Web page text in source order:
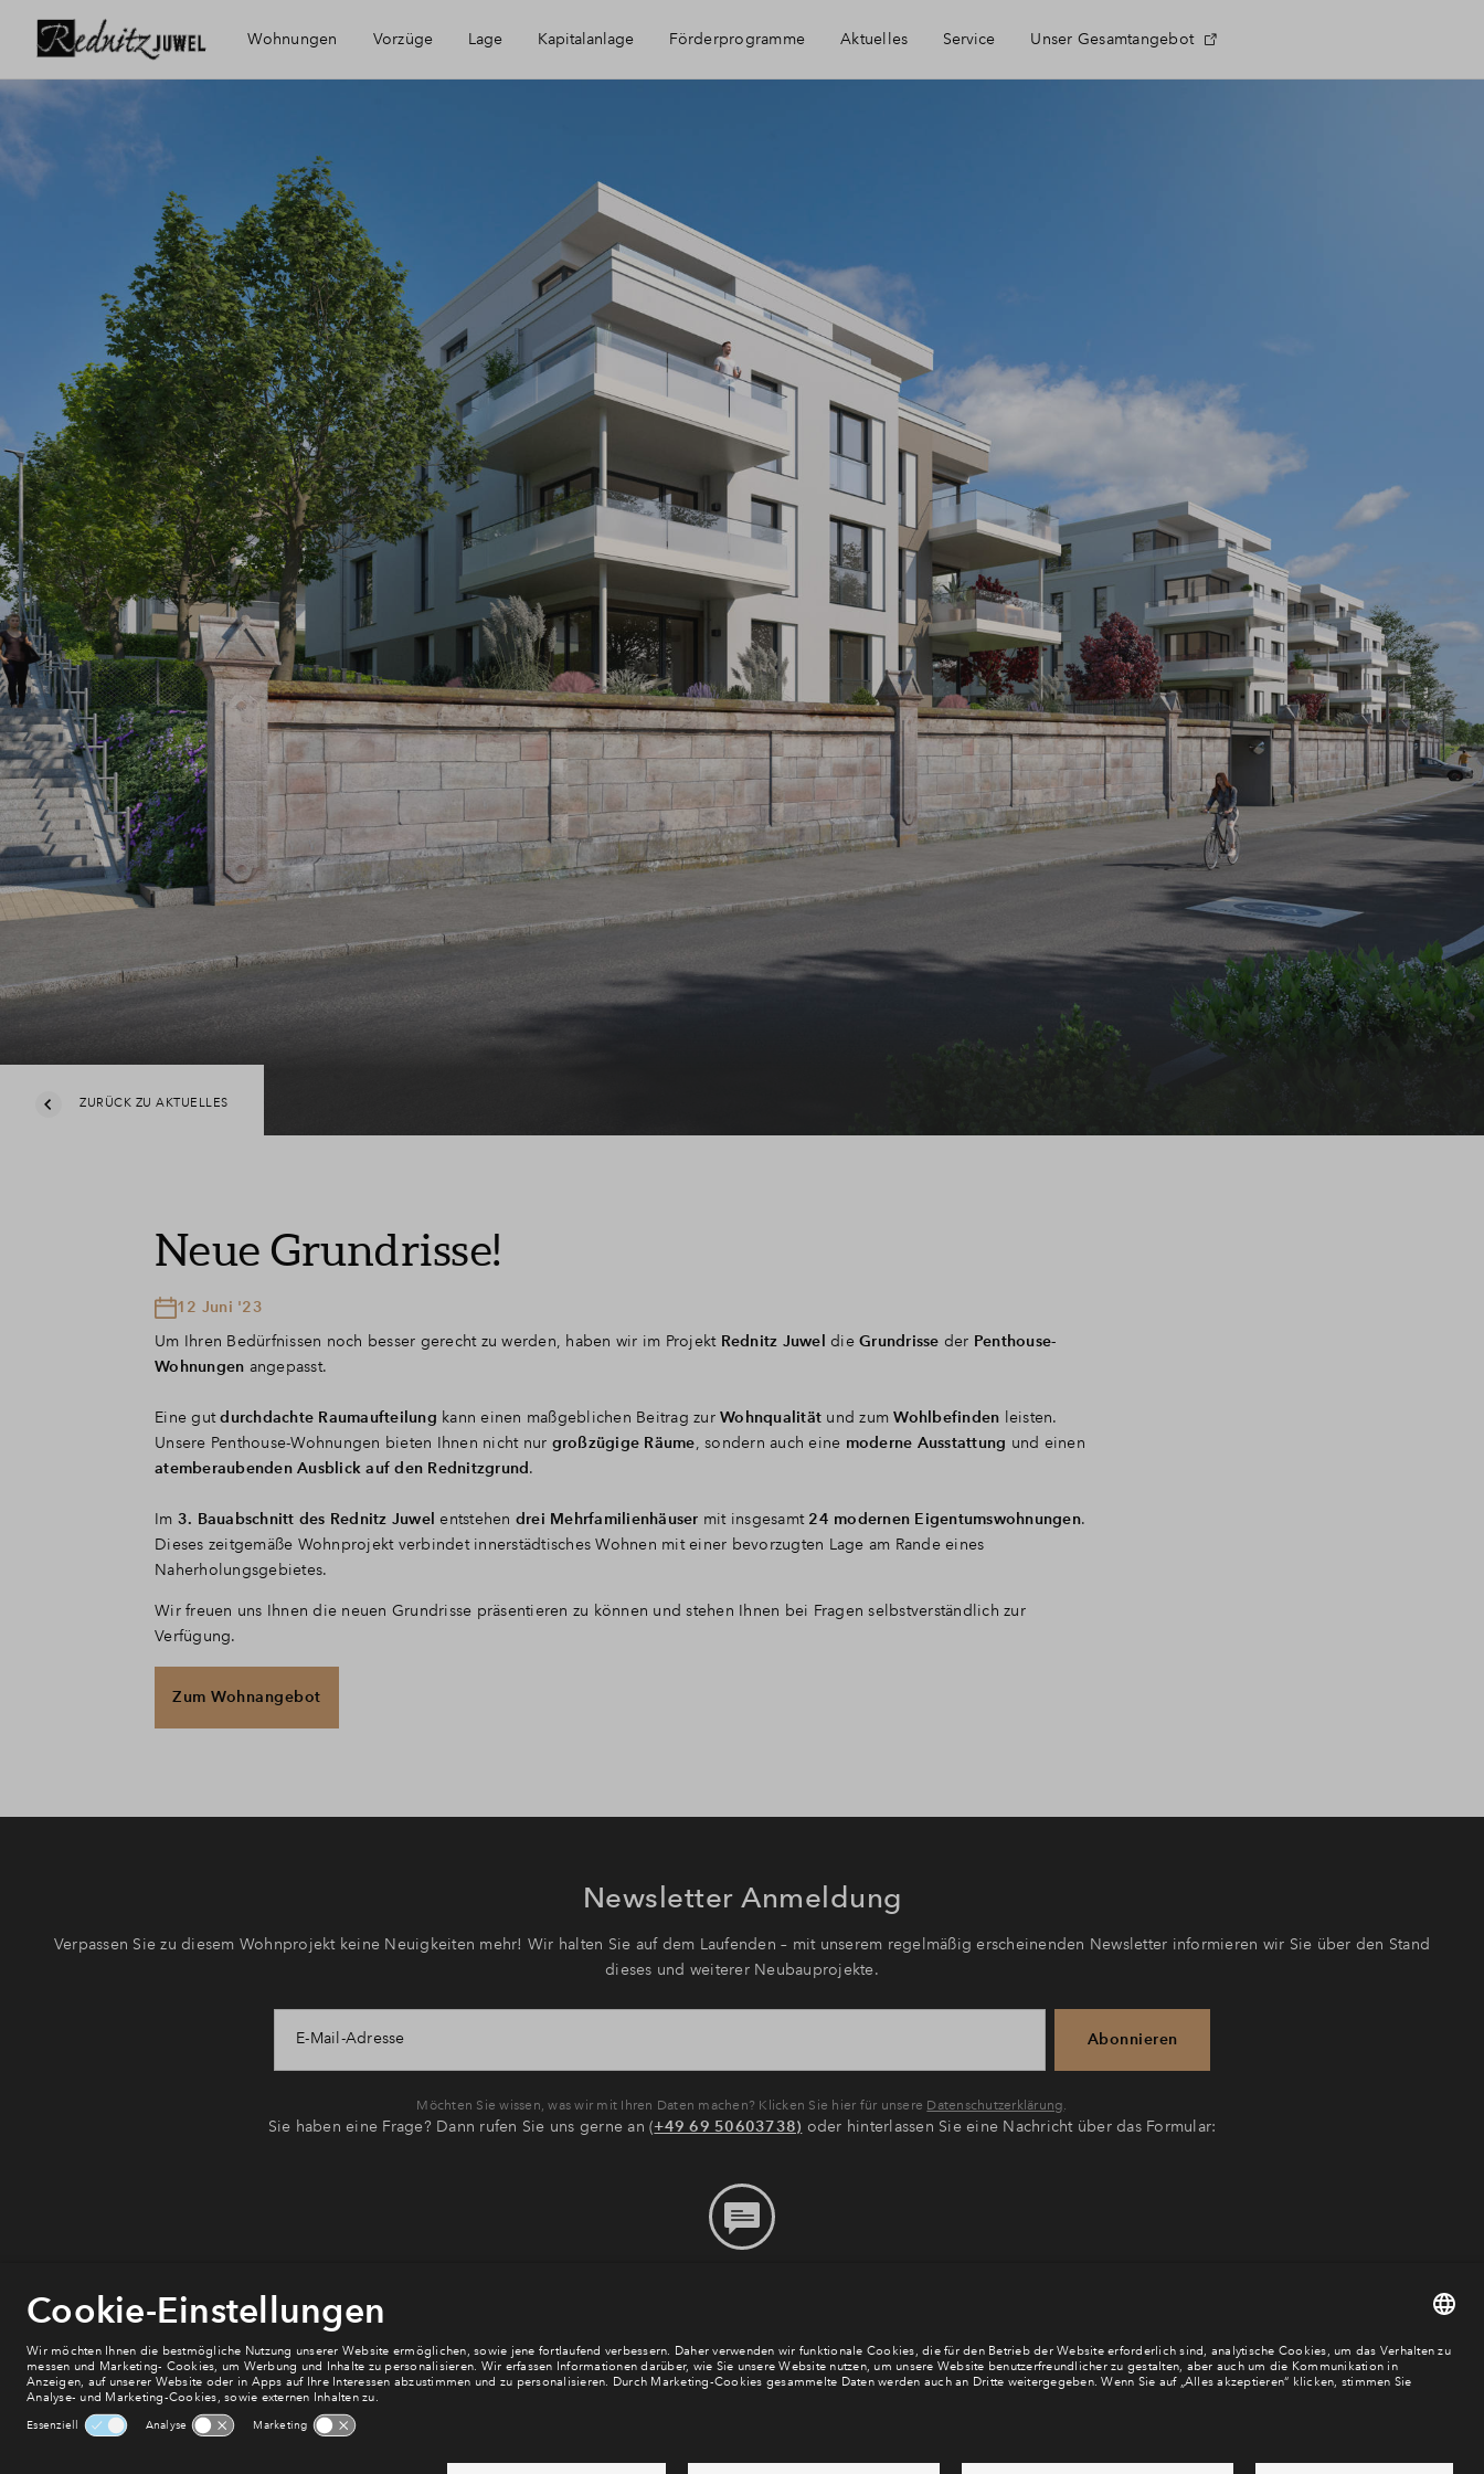
Wohnungen Vorzüge Lage Kapitalanlage Förderprogramme Aktuelles Service
Kontakt
Über BPD
Unser Gesamtangebot
ZURÜCK ZU AKTUELLES
Neue Grundrisse!
12 Juni '23
Um Ihren Bedürfnissen noch besser gerecht zu werden, haben wir im Projekt Rednitz Juwel die Grundrisse der Penthouse-
Wohnungen angepasst.
Eine gutdurchdachte Raumaufteilung kann einen maßgeblichen Beitrag zur Wohnqualität und zumWohlbefinden leisten.
Unsere Penthouse-Wohnungen bieten Ihnen nicht nur großzügige Räume , sondern auch eine moderne Ausstattung und einen
atemberaubenden Ausblick auf den Rednitzgrund.
Im 3. Bauabschnitt des Rednitz Juwel entstehen drei Mehrfamilienhäuser mit insgesamt 24 modernen Eigentumswohnungen.
Dieses zeitgemäße Wohnprojekt verbindet innerstädtisches Wohnen mit einer bevorzugten Lage am Rande eines
Naherholungsgebietes.
Wir freuen uns Ihnen die neuen Grundrisse präsentieren zu können und stehen Ihnen bei Fragen selbstverständlich zur
Verfügung.
Zum Wohnangebot
Newsletter Anmeldung
Verpassen Sie zu diesem Wohnprojekt keine Neuigkeiten mehr! Wir halten Sie auf dem Laufenden – mit unserem regelmäßig erscheinenden Newsletter informieren wir Sie über den Stand
dieses und weiterer Neubauprojekte.
E-Mail-Adresse Abonnieren
Möchten Sie wissen, was wir mit Ihren Daten machen? Klicken Sie hier für unsere Datenschutzerklärung.
Sie haben eine Frage? Dann rufen Sie uns gerne an (+49 69 50603738) oder hinterlassen Sie eine Nachricht über das Formular: